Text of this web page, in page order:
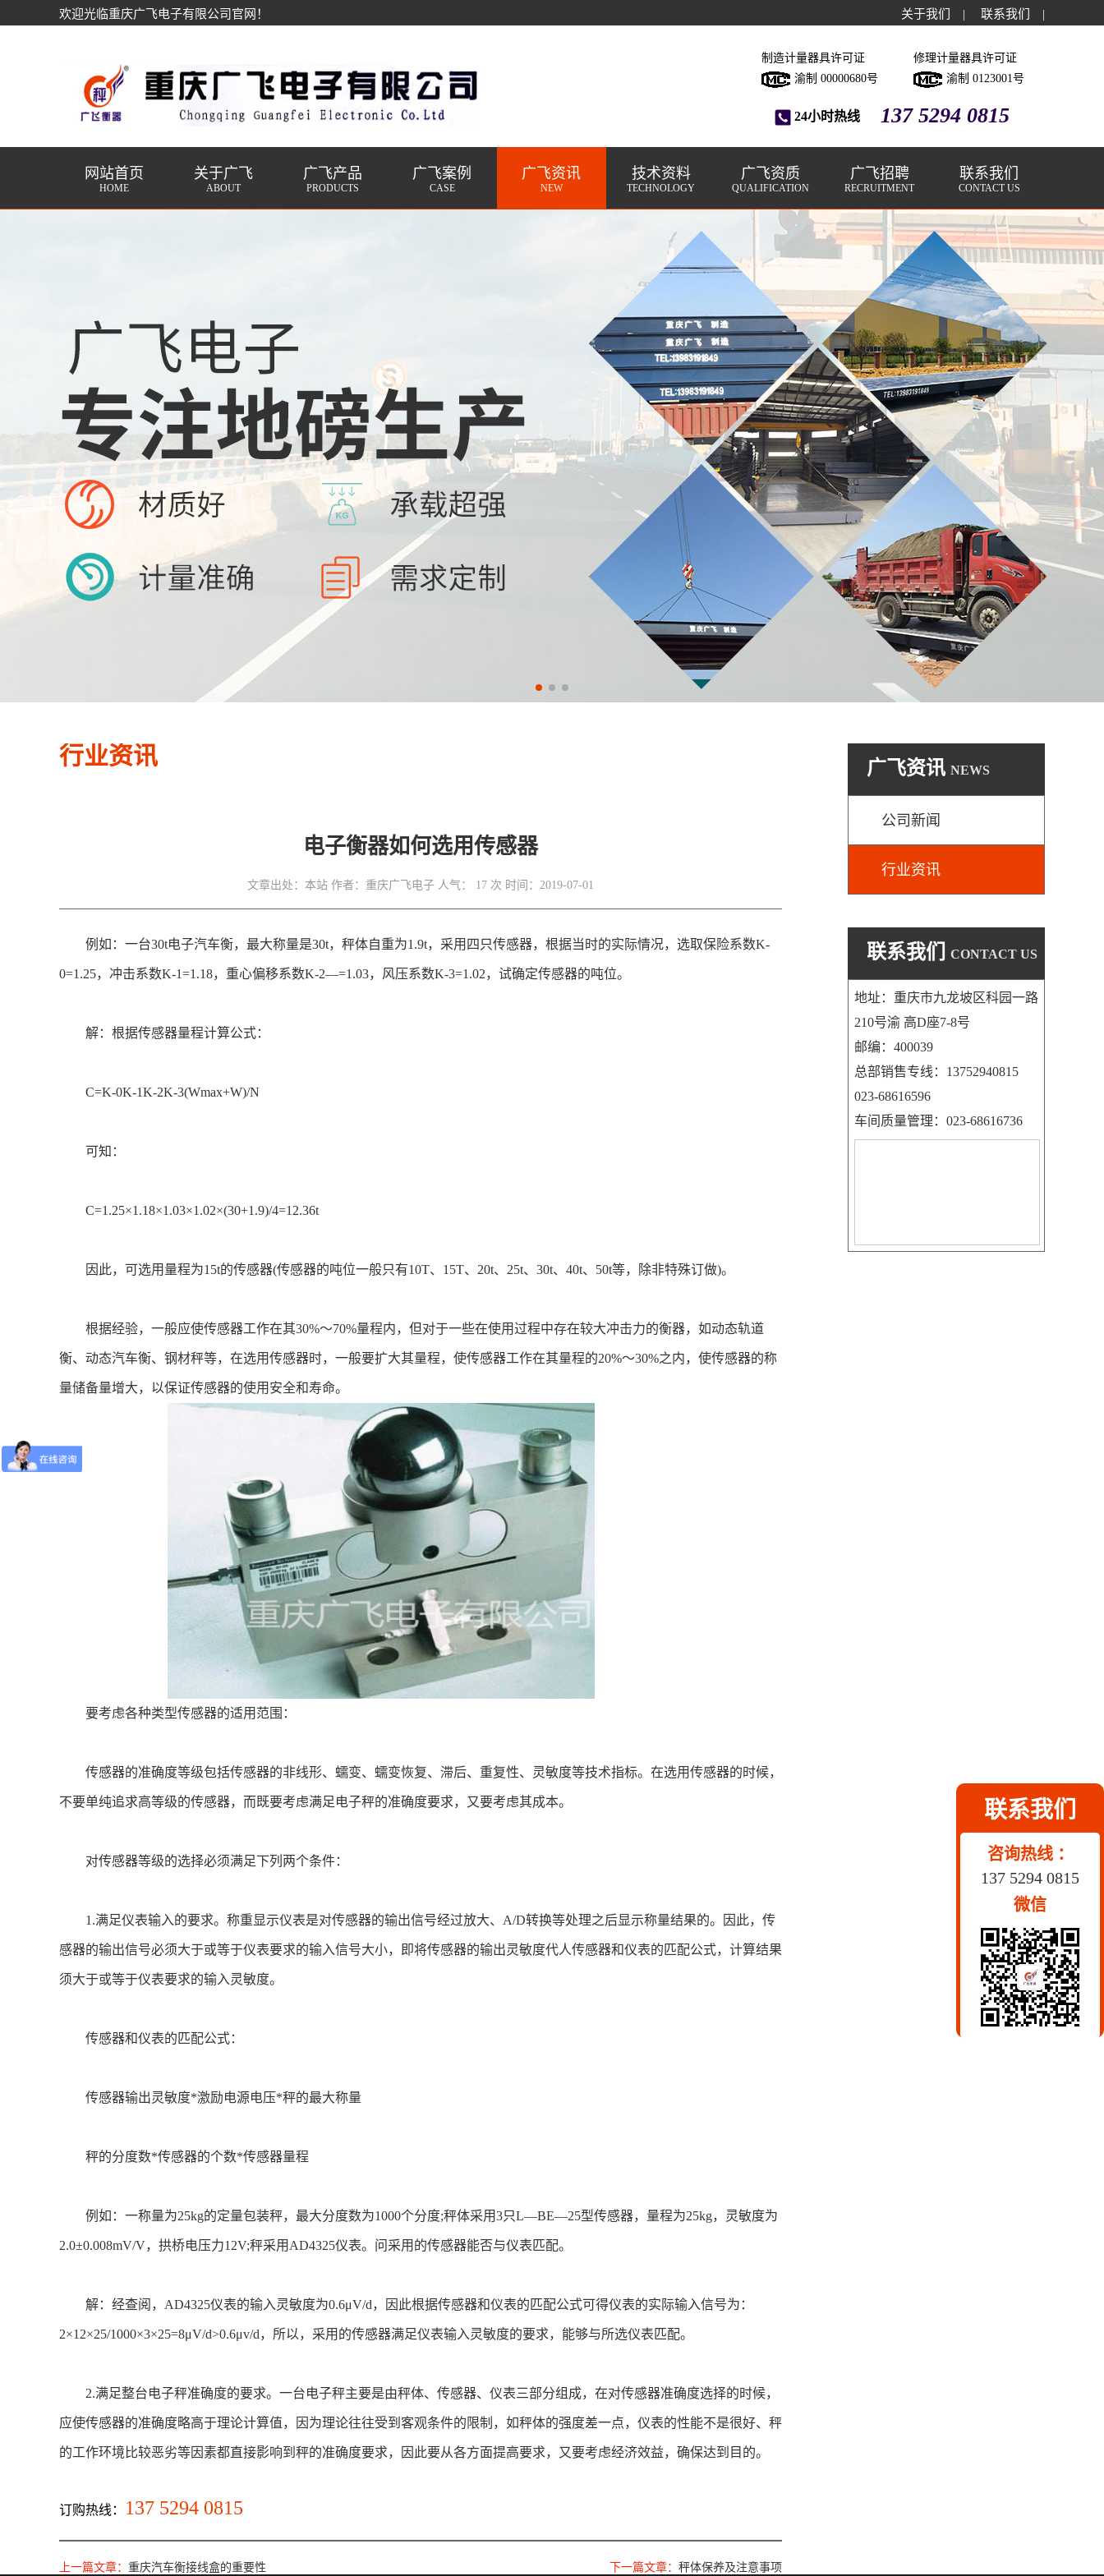
欢迎光临重庆广飞电子有限公司官网！ 关于我们 | 联系我们 |
制造计量器具许可证
渝制 00000680号
修理计量器具许可证
渝制 0123001号
24小时热线 137 5294 0815
网站首页
HOME
关于广飞
ABOUT
广飞产品
PRODUCTS
广飞案例
CASE
广飞资讯
NEW
技术资料
TECHNOLOGY
广飞资质
QUALIFICATION
广飞招聘
RECRUITMENT
联系我们
CONTACT US
联系我们
咨询热线 ：
137 5294 0815
微信
行业资讯
电子衡器如何选用传感器
文章出处：本站 作者：重庆广飞电子 人气： 17 次 时间：2019-07-01
例如：一台30t电子汽车衡，最大称量是30t，秤体自重为1.9t，采用四只传感器，根据当时的实际情况，选取保险系数K-
0=1.25，冲击系数K-1=1.18，重心偏移系数K-2—=1.03，风压系数K-3=1.02，试确定传感器的吨位。
解：根据传感器量程计算公式：
C=K-0K-1K-2K-3(Wmax+W)/N
可知：
C=1.25×1.18×1.03×1.02×(30+1.9)/4=12.36t
因此，可选用量程为15t的传感器(传感器的吨位一般只有10T、15T、20t、25t、30t、40t、50t等，除非特殊订做)。
根据经验，一般应使传感器工作在其30%～70%量程内，但对于一些在使用过程中存在较大冲击力的衡器，如动态轨道
衡、动态汽车衡、钢材秤等，在选用传感器时，一般要扩大其量程，使传感器工作在其量程的20%～30%之内，使传感器的称
量储备量增大，以保证传感器的使用安全和寿命。
要考虑各种类型传感器的适用范围：
传感器的准确度等级包括传感器的非线形、蠕变、蠕变恢复、滞后、重复性、灵敏度等技术指标。在选用传感器的时候，
不要单纯追求高等级的传感器，而既要考虑满足电子秤的准确度要求，又要考虑其成本。
对传感器等级的选择必须满足下列两个条件：
1.满足仪表输入的要求。称重显示仪表是对传感器的输出信号经过放大、A/D转换等处理之后显示称量结果的。因此，传
感器的输出信号必须大于或等于仪表要求的输入信号大小，即将传感器的输出灵敏度代人传感器和仪表的匹配公式，计算结果
须大于或等于仪表要求的输入灵敏度。
传感器和仪表的匹配公式：
传感器输出灵敏度*激励电源电压*秤的最大称量
秤的分度数*传感器的个数*传感器量程
例如：一称量为25kg的定量包装秤，最大分度数为1000个分度;秤体采用3只L—BE—25型传感器，量程为25kg，灵敏度为
2.0±0.008mV/V，拱桥电压力12V;秤采用AD4325仪表。问采用的传感器能否与仪表匹配。
解：经查阅，AD4325仪表的输入灵敏度为0.6μV/d，因此根据传感器和仪表的匹配公式可得仪表的实际输入信号为：
2×12×25/1000×3×25=8μV/d>0.6μv/d，所以，采用的传感器满足仪表输入灵敏度的要求，能够与所选仪表匹配。
2.满足整台电子秤准确度的要求。一台电子秤主要是由秤体、传感器、仪表三部分组成，在对传感器准确度选择的时候，
应使传感器的准确度略高于理论计算值，因为理论往往受到客观条件的限制，如秤体的强度差一点，仪表的性能不是很好、秤
的工作环境比较恶劣等因素都直接影响到秤的准确度要求，因此要从各方面提高要求，又要考虑经济效益，确保达到目的。
订购热线： 137 5294 0815
上一篇文章： 重庆汽车衡接线盒的重要性 下一篇文章： 秤体保养及注意事项
广飞资讯 NEWS
公司新闻
行业资讯
联系我们 CONTACT US
地址：重庆市九龙坡区科园一路
210号渝 高D座7-8号
邮编：400039
总部销售专线：13752940815
023-68616596
车间质量管理：023-68616736